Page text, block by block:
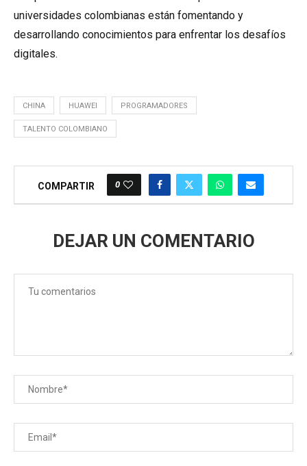
universidades colombianas están fomentando y
desarrollando conocimientos para enfrentar los desafíos
digitales.
CHINA HUAWEI PROGRAMADORES
TALENTO COLOMBIANO
COMPARTIR 0
DEJAR UN COMENTARIO